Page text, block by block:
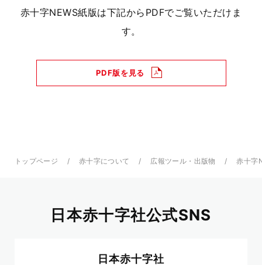
赤十字NEWS紙版は下記からPDFでご覧いただけま
す。
PDF版を見る
トップページ 赤十字について 広報ツール・出版物 赤十字
日本赤十字社公式SNS
日本赤十字社